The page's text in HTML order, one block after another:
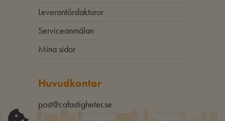
Leverantörsfakturor
Serviceanmälan
Mina sidor
Huvudkontor
post@cafastigheter.se